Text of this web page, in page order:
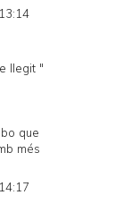
llegit "
que
més